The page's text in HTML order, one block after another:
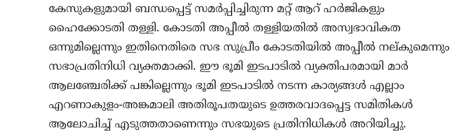
കേസുകളുമായി ബന്ധപ്പെട്ട് സമര്‍പ്പിച്ചിരുന്ന മറ്റ് ആറ് ഹര്‍ജികളും
ഹൈക്കോടതി തള്ളി. കോടതി അപ്പീല്‍ തള്ളിയതില്‍ അസ്വഭാവികത
ഒന്നുമില്ലെന്നും ഇതിനെതിരെ സഭ സുപ്രീം കോടതിയില്‍ അപ്പീല്‍ നല്കുമെന്നും
സഭാപ്രതിനിധി വ്യക്തമാക്കി. ഈ ഭൂമി ഇടപാടില്‍ വ്യക്തിപരമായി മാര്‍
ആലഞ്ചേരിക്ക് പങ്കില്ലെന്നും ഭൂമി ഇടപാടില്‍ നടന്ന കാര്യങ്ങള്‍ എല്ലാം
എറണാകുളം-അങ്കമാലി അതിരൂപതയുടെ ഉത്തരവാദപ്പെട്ട സമിതികള്‍
ആലോചിച്ച് എടുത്തതാണെന്നും സഭയുടെ പ്രതിനിധികള്‍ അറിയിച്ചു.